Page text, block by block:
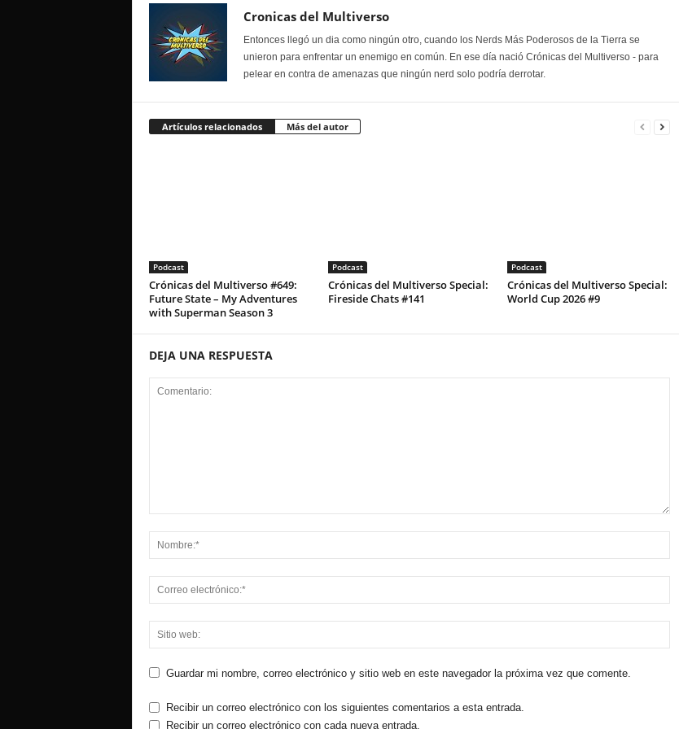
Cronicas del Multiverso
Entonces llegó un dia como ningún otro, cuando los Nerds Más Poderosos de la Tierra se
unieron para enfrentar un enemigo en común. En ese día nació Crónicas del Multiverso - para
pelear en contra de amenazas que ningún nerd solo podría derrotar.
Artículos relacionados Más del autor
Podcast
Crónicas del Multiverso #649:
Future State – My Adventures
with Superman Season 3
Podcast
Crónicas del Multiverso Special:
Fireside Chats #141
Podcast
Crónicas del Multiverso Special:
World Cup 2026 #9
DEJA UNA RESPUESTA
Guardar mi nombre, correo electrónico y sitio web en este navegador la próxima vez que comente.
Recibir un correo electrónico con los siguientes comentarios a esta entrada.
Recibir un correo electrónico con cada nueva entrada.